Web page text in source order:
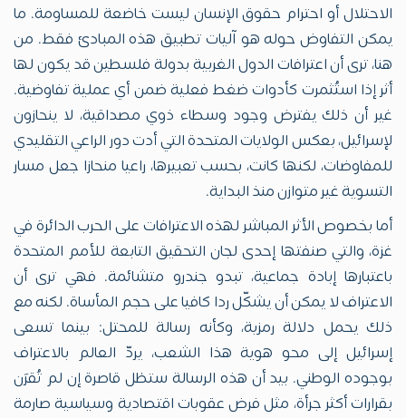
الاحتلال أو احترام حقوق الإنسان ليست خاضعة للمساومة. ما
يمكن التفاوض حوله هو آليات تطبيق هذه المبادئ فقط. من
هنا، ترى أن اعترافات الدول الغربية بدولة فلسطين قد يكون لها
أثر إذا استُثمرت كأدوات ضغط فعلية ضمن أي عملية تفاوضية.
غير أن ذلك يفترض وجود وسطاء ذوي مصداقية، لا ينحازون
لإسرائيل، بعكس الولايات المتحدة التي أدت دور الراعي التقليدي
للمفاوضات، لكنها كانت، بحسب تعبيرها، راعيا منحازا جعل مسار
التسوية غير متوازن منذ البداية.
أما بخصوص الأثر المباشر لهذه الاعترافات على الحرب الدائرة في
غزة، والتي صنفتها إحدى لجان التحقيق التابعة للأمم المتحدة
باعتبارها إبادة جماعية، تبدو جندرو متشائمة. فهي ترى أن
الاعتراف لا يمكن أن يشكّل ردا كافيا على حجم المأساة. لكنه مع
ذلك يحمل دلالة رمزية، وكأنه رسالة للمحتل: بينما تسعى
إسرائيل إلى محو هوية هذا الشعب، يردّ العالم بالاعتراف
بوجوده الوطني. بيد أن هذه الرسالة ستظل قاصرة إن لم تُقرَن
بقرارات أكثر جرأة، مثل فرض عقوبات اقتصادية وسياسية صارمة